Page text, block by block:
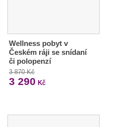
Wellness pobyt v
Českém ráji se snídaní
či polopenzí
3 870 Kč
3 290 Kč